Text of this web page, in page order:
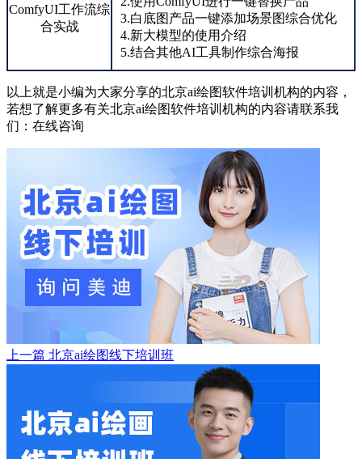
ComfyUI工作流综
合实战
3.白底图产品一键添加场景图综合优化
4.新大模型的使用介绍
5.结合其他AI工具制作综合海报
以上就是小编为大家分享的北京ai绘图软件培训机构的内容，
若想了解更多有关北京ai绘图软件培训机构的内容请联系我
们： 在线咨询
上一篇 北京ai绘图线下培训班